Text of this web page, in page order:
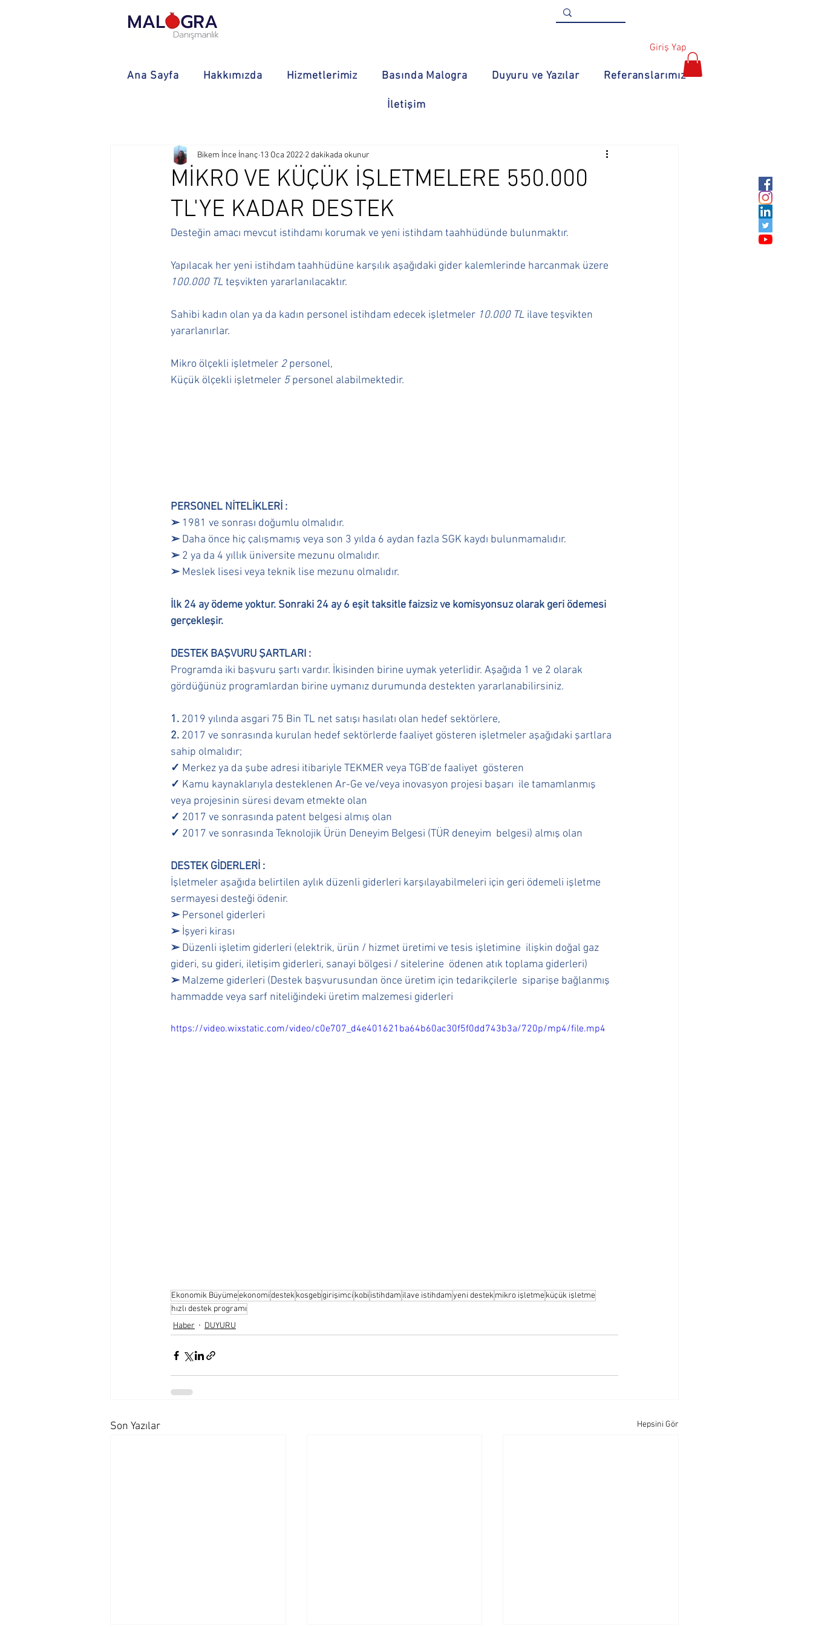
Giriş Yap
Ana Sayfa Hakkımızda Hizmetlerimiz Basında Malogra Duyuru ve Yazılar Referanslarımız
İletişim
MİKRO VE KÜÇÜK İŞLETMELERE 550.000
TL'YE KADAR DESTEK
Bikem İnce İnanç 13 Oca 2022 2 dakikada okunur
Desteğin amacı mevcut istihdamı korumak ve yeni istihdam taahhüdünde bulunmaktır.
Yapılacak her yeni istihdam taahhüdüne karşılık aşağıdaki gider kalemlerinde harcanmak üzere
100.000 TL teşvikten yararlanılacaktır.
Sahibi kadın olan ya da kadın personel istihdam edecek işletmeler 10.000 TL ilave teşvikten
yararlanırlar.
Mikro ölçekli işletmeler 2 personel,
Küçük ölçekli işletmeler 5 personel alabilmektedir.
PERSONEL NİTELİKLERİ :
➢ 1981 ve sonrası doğumlu olmalıdır.
➢ Daha önce hiç çalışmamış veya son 3 yılda 6 aydan fazla SGK kaydı bulunmamalıdır.
➢ 2 ya da 4 yıllık üniversite mezunu olmalıdır.
➢ Meslek lisesi veya teknik lise mezunu olmalıdır.
İlk 24 ay ödeme yoktur. Sonraki 24 ay 6 eşit taksitle faizsiz ve komisyonsuz olarak geri ödemesi
gerçekleşir.
DESTEK BAŞVURU ŞARTLARI :
Programda iki başvuru şartı vardır. İkisinden birine uymak yeterlidir. Aşağıda 1 ve 2 olarak
gördüğünüz programlardan birine uymanız durumunda destekten yararlanabilirsiniz.
1. 2019 yılında asgari 75 Bin TL net satışı hasılatı olan hedef sektörlere,
2. 2017 ve sonrasında kurulan hedef sektörlerde faaliyet gösteren işletmeler aşağıdaki şartlara
sahip olmalıdır;
✓ Merkez ya da şube adresi itibariyle TEKMER veya TGB’de faaliyet  gösteren
✓ Kamu kaynaklarıyla desteklenen Ar-Ge ve/veya inovasyon projesi başarı  ile tamamlanmış
veya projesinin süresi devam etmekte olan
✓ 2017 ve sonrasında patent belgesi almış olan
✓ 2017 ve sonrasında Teknolojik Ürün Deneyim Belgesi (TÜR deneyim  belgesi) almış olan
DESTEK GİDERLERİ :
İşletmeler aşağıda belirtilen aylık düzenli giderleri karşılayabilmeleri için geri ödemeli işletme
sermayesi desteği ödenir.
➢ Personel giderleri
➢ İşyeri kirası
➢ Düzenli işletim giderleri (elektrik, ürün / hizmet üretimi ve tesis işletimine  ilişkin doğal gaz
gideri, su gideri, iletişim giderleri, sanayi bölgesi / sitelerine  ödenen atık toplama giderleri)
➢ Malzeme giderleri (Destek başvurusundan önce üretim için tedarikçilerle  siparişe bağlanmış
hammadde veya sarf niteliğindeki üretim malzemesi giderleri
https://video.wixstatic.com/video/c0e707_d4e401621ba64b60ac30f5f0dd743b3a/720p/mp4/file.mp4
Ekonomik Büyümeekonomidestekkosgebgirişimci kobi istihdam ilave istihdamyeni destekmikro işletmeküçük işletme
hızlı destek programı
Haber
DUYURU
Son Yazılar Hepsini Gör